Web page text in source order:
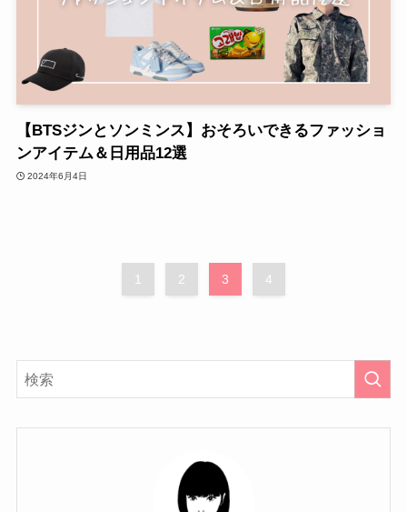
【BTSジンとソンミンス】おそろいできるファッショ
ンアイテム＆日用品12選
2024年6月4日
1 2 3 4